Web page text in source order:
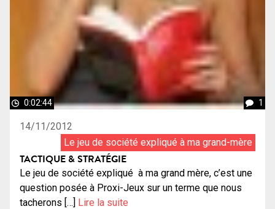
0:02:44 1
14/11/2012
Le jeu de société expliqué à ma grand-mère
TACTIQUE & STRATÉGIE
Le jeu de société expliqué à ma grand mère, c’est une
question posée à Proxi-Jeux sur un terme que nous
tacherons […] Lire la suite